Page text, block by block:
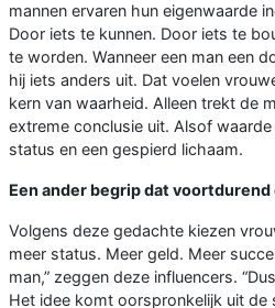
mannen ervaren hun eigenwaarde
Door iets te kunnen. Door iets te
te worden. Wanneer een man een
hij iets anders uit. Dat voelen
kern van waarheid. Alleen trekt de
extreme conclusie uit. Alsof
status en een gespierd lichaam.
Een ander begrip dat
Volgens deze gedachte kiezen
meer status. Meer geld. Meer
man,” zeggen deze influencers.
Het idee komt oorspronkelijk uit de